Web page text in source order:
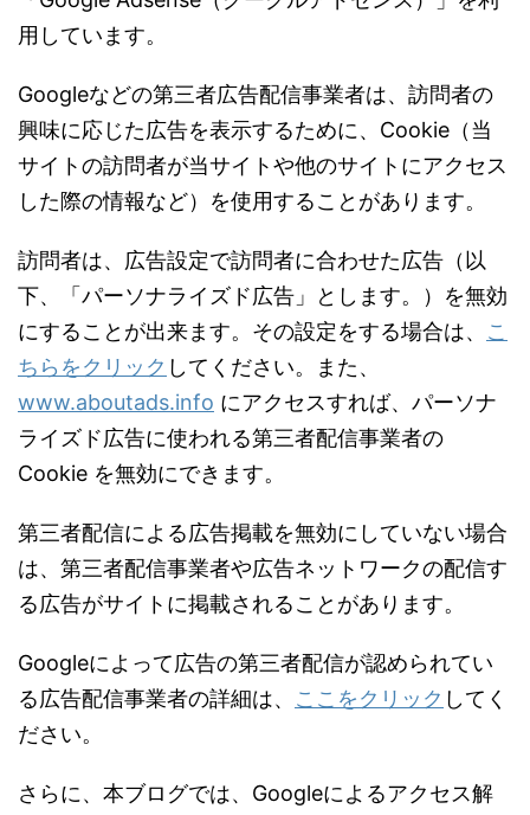
用しています。
Googleなどの第三者広告配信事業者は、訪問者の
興味に応じた広告を表示するために、Cookie（当
サイトの訪問者が当サイトや他のサイトにアクセス
した際の情報など）を使用することがあります。
訪問者は、広告設定で訪問者に合わせた広告（以
下、「パーソナライズド広告」とします。）を無効
にすることが出来ます。その設定をする場合は、 こ
ちらをクリック してください。また、
www.aboutads.info にアクセスすれば、パーソナ
ライズド広告に使われる第三者配信事業者の
Cookie を無効にできます。
第三者配信による広告掲載を無効にしていない場合
は、第三者配信事業者や広告ネットワークの配信す
る広告がサイトに掲載されることがあります。
Googleによって広告の第三者配信が認められてい
る広告配信事業者の詳細は、 ここをクリック してく
ださい。
さらに、本ブログでは、Googleによるアクセス解